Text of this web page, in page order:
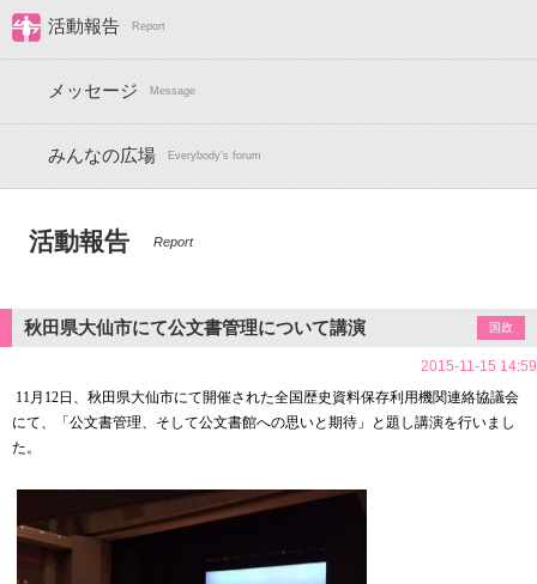
活動報告 Report
メッセージ Message
みんなの広場 Everybody's forum
活動報告 Report
秋田県大仙市にて公文書管理について講演 国政
2015-11-15 14:59
11月12日、秋田県大仙市にて開催された全国歴史資料保存利用機関連絡協議会
にて、「公文書管理、そして公文書館への思いと期待」と題し講演を行いまし
た。